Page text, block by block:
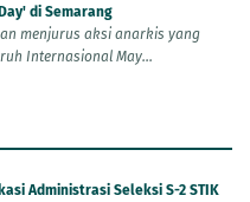
di Semarang
menjurus aksi anarkis yang
Internasional May...
Administrasi Seleksi S-2 STIK